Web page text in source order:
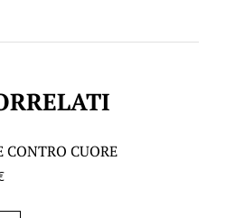
CONTRO CUORE